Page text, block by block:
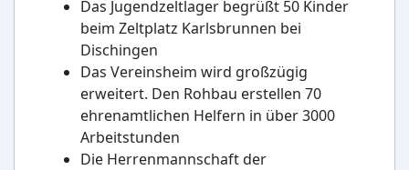
Das Jugendzeltlager begrüßt 50 Kinder
beim Zeltplatz Karlsbrunnen bei
Dischingen
Das Vereinsheim wird großzügig
erweitert. Den Rohbau erstellen 70
ehrenamtlichen Helfern in über 3000
Arbeitstunden
Die Herrenmannschaft der